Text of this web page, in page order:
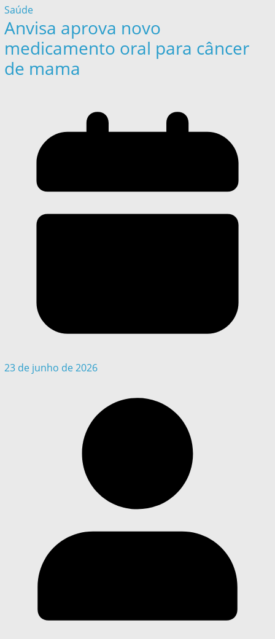
Saúde
Anvisa aprova novo
medicamento oral para câncer
de mama
23 de junho de 2026